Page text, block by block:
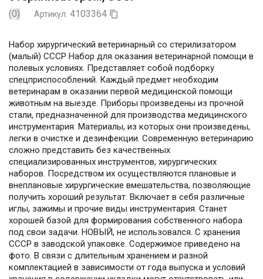
(0) Артикул: 4103364 
Набор хирургический ветеринарный со стерилизатором
(малый) СССР Набор для оказания ветеринарной помощи в
полевых условиях. Представляет собой подборку
спецприспособлений. Каждый предмет необходим
ветеринарам в оказании первой медицинской помощи
животным на выезде. Приборы произведены из прочной
стали, предназначенной для производства медицинского
инструментария. Материалы, из которых они произведены,
легки в очистке и дезинфекции. Современную ветеринарию
сложно представить без качественных
специализированных инструментов, хирургических
наборов. Посредством их осуществляются плановые и
внеплановые хирургические вмешательства, позволяющие
получить хороший результат. Включает в себя различные
иглы, зажимы и прочие виды инструментария. Станет
хорошей базой для формирования собственного набора
под свои задачи. НОВЫЙ, не использовался. С хранения
СССР в заводской упаковке. Содержимое приведено на
фото. В связи с длительным хранением и разной
комплектацией в зависимости от года выпуска и условий